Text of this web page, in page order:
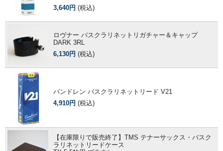
3,640円 (税込)
ロヴナー バスクラリネットリガチャー＆キャップ
DARK 3RL
6,130円 (税込)
バンドレン バスクラリネットリード V21
4,910円 (税込)
【在庫限りで販売終了】TMS テナーサックス・バスク
ラリネットリードケース